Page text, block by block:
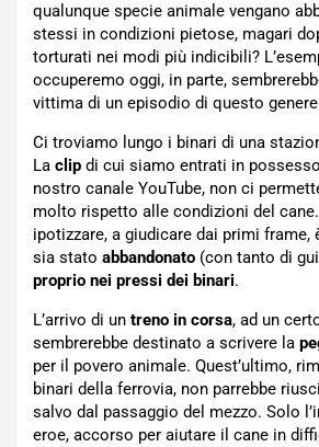
qualunque specie animale vengano
stessi in condizioni pietose, magari
torturati nei modi più indicibili?
occuperemo oggi, in parte,
vittima di un episodio di questo
Ci troviamo lungo i binari di una
La clip di cui siamo entrati in
nostro canale YouTube, non ci
molto rispetto alle condizioni del
ipotizzare, a giudicare dai primi frame,
sia stato abbandonato (con tanto di
proprio nei pressi dei binari.
L’arrivo di un treno in corsa, ad un
sembrerebbe destinato a scrivere la
per il povero animale. Quest’ultimo,
binari della ferrovia, non parrebbe
salvo dal passaggio del mezzo. Solo
eroe, accorso per aiutare il cane in